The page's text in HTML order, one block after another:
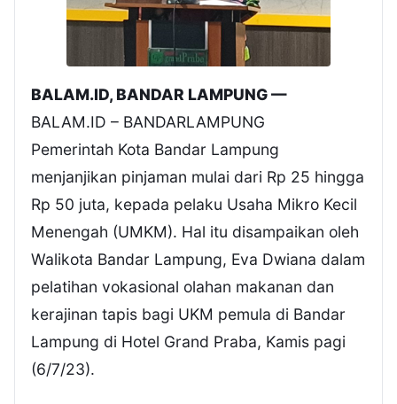
BALAM.ID, BANDAR LAMPUNG —
BALAM.ID – BANDARLAMPUNG
Pemerintah Kota Bandar Lampung
menjanjikan pinjaman mulai dari Rp 25 hingga
Rp 50 juta, kepada pelaku Usaha Mikro Kecil
Menengah (UMKM). Hal itu disampaikan oleh
Walikota Bandar Lampung, Eva Dwiana dalam
pelatihan vokasional olahan makanan dan
kerajinan tapis bagi UKM pemula di Bandar
Lampung di Hotel Grand Praba, Kamis pagi
(6/7/23).